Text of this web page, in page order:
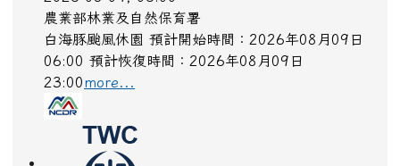
國家森林遊樂區
2026-08-09, 06:00
農業部林業及自然保育署
白海豚颱風休園 預計開始時間：2026年08月09日
06:00 預計恢復時間：2026年08月09日
more...